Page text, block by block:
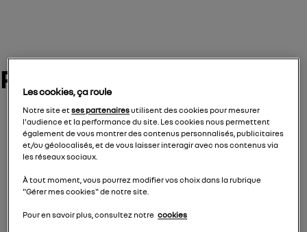
Reveal Austral
Les cookies, ça roule
Notre site etses partenairesutilisent des cookies pour mesurer
l'audience et la performance du site. Les cookies nous permettent
également de vous montrer des contenus personnalisés, publicitaires
et/ou géolocalisés, et de vous laisser interagir avec nos contenus via
les réseaux sociaux.
À tout moment, vous pourrez modifier vos choix dans la rubrique
"Gérer mes cookies" de notre site.
Pour en savoir plus, consultez notre cookies